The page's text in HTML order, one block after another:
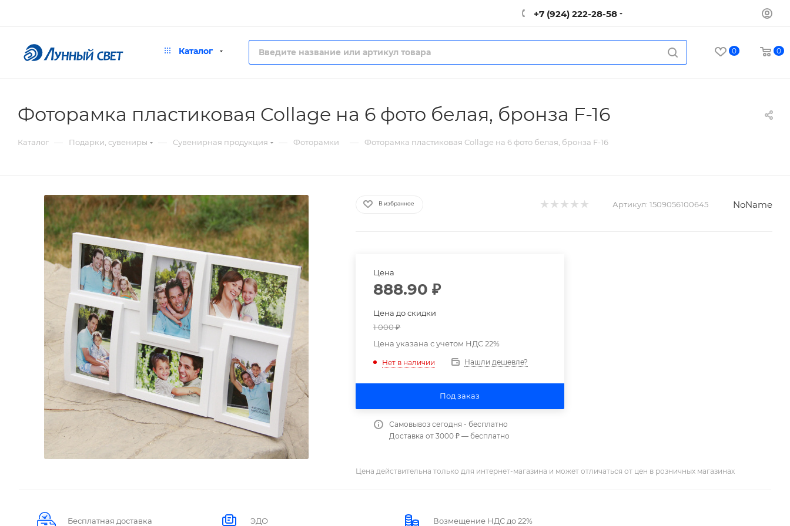
+7 (924) 222-28-58
Каталог 0 0
Фоторамка пластиковая Collage на 6 фото белая, бронза F-16
Каталог — Подарки, сувениры — Сувенирная продукция — Фоторамки — Фоторамка пластиковая Collage на 6 фото белая, бронза F-16
В избранное Артикул: 1509056100645 NoName
Цена
888.90 ₽
Цена до скидки
1 000₽
Цена указана с учетом НДС 22%
Нет в наличии Нашли дешевле?
Под заказ
Самовывоз сегодня - бесплатно
Доставка от 3000 ₽ — бесплатно
Цена действительна только для интернет-магазина и может отличаться от цен в розничных магазинах
Бесплатная доставка ЭДО Возмещение НДС до 22%